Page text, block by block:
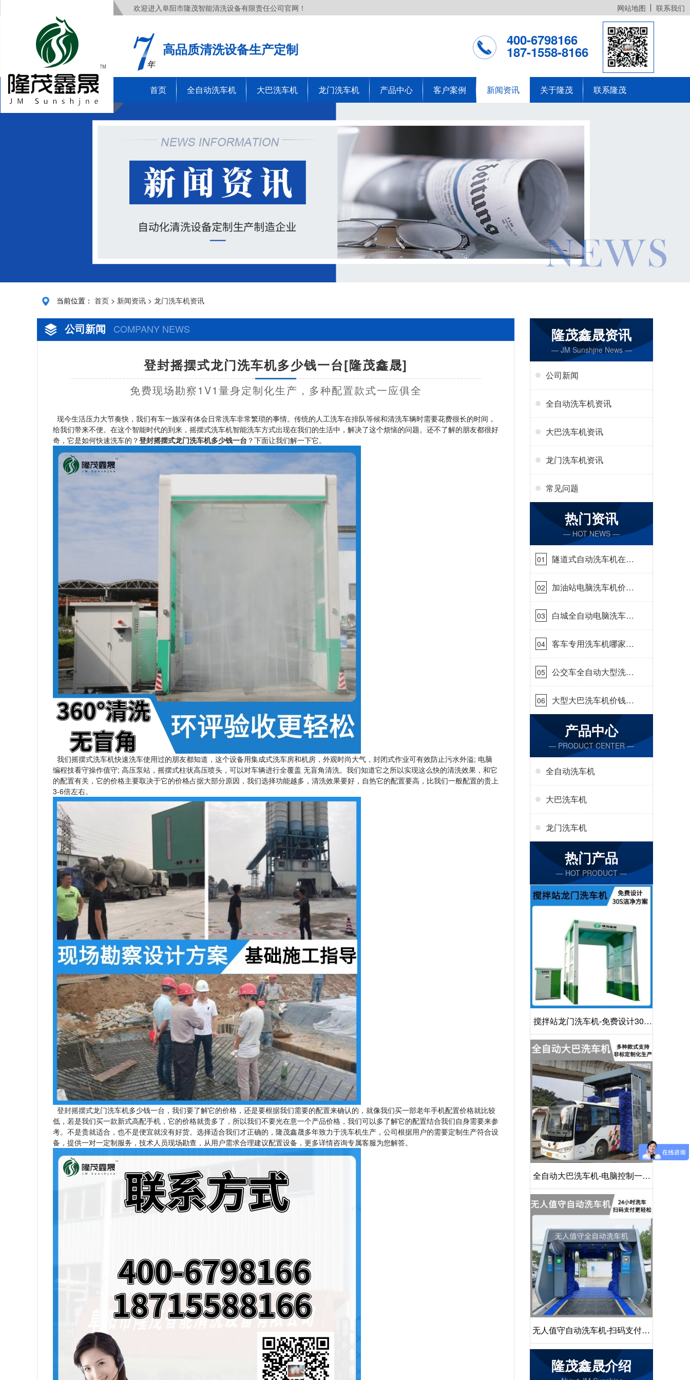
欢迎进入阜阳市隆茂智能清洗设备有限责任公司官网！ 网站地图 联系我们
年
高品质清洗设备生产定制
400-6798166
187-1558-8166
首页 全自动洗车机 大巴洗车机 龙门洗车机 产品中心 客户案例 新闻资讯 关于隆茂 联系隆茂
当前位置： 首页 > 新闻资讯 > 龙门洗车机资讯
公司新闻 COMPANY NEWS
登封摇摆式龙门洗车机多少钱一台[隆茂鑫晟]
免费现场勘察1V1量身定制化生产，多种配置款式一应俱全
现今生活压力大节奏快，我们有车一族深有体会日常洗车非常繁琐的事情。传统的人工洗车在排队等候和清洗车辆时需要花费很长的时间，
给我们带来不便。在这个智能时代的到来，摇摆式洗车机智能洗车方式出现在我们的生活中，解决了这个烦恼的问题。还不了解的朋友都很好
奇，它是如何快速洗车的？登封摇摆式龙门洗车机多少钱一台 ？下面让我们解一下它。
我们摇摆式洗车机快速洗车使用过的朋友都知道，这个设备用集成式洗车房和机房，外观时尚大气，封闭式作业可有效防止污水外溢; 电脑
编程技看守操作值守; 高压泵站，摇摆式柱状高压喷头，可以对车辆进行全覆盖 无盲角清洗。我们知道它之所以实现这么快的清洗效果，和它
的配置有关，它的价格主要取决于它的价格占据大部分原因，我们选择功能越多，清洗效果要好，自热它的配置要高，比我们一般配置的贵上
3-6倍左右。
登封摇摆式龙门洗车机多少钱一台，我们要了解它的价格，还是要根据我们需要的配置来确认的，就像我们买一部老年手机配置价格就比较
低，若是我们买一款新式高配手机，它的价格就贵多了，所以我们不要光在意一个产品价格，我们可以多了解它的配置结合我们自身需要来参
考。不是贵就适合，也不是便宜就没有好货。选择适合我们才正确的，隆茂鑫晟多年致力于洗车机生产，公司根据用户的需要定制生产符合设
备，提供一对一定制服务，技术人员现场勘查，从用户需求合理建议配置设备，更多详情咨询专属客服为您解答。
隆茂鑫晟资讯
— JM Sunshjne News —
公司新闻
全自动洗车机资讯
大巴洗车机资讯
龙门洗车机资讯
常见问题
热门资讯
— HOT NEWS —
01
隧道式自动洗车机在哪
里购买[隆茂鑫晟]
02
加油站电脑洗车机价格
怎么样[隆茂鑫晟]
03
白城全自动电脑洗车
机-ADV防冻冬季正常
使用[隆茂鑫晟]
04
客车专用洗车机哪家的
好[隆茂鑫晟]
05
公交车全自动大型洗车
机什么价钱[隆茂鑫晟]
06
大型大巴洗车机价钱怎
么样[隆茂鑫晟]
产品中心
— PRODUCT CENTER —
全自动洗车机
大巴洗车机
龙门洗车机
热门产品
— HOT PRODUCT —
搅拌站龙门洗车机-免费设计30S
洁净方案[隆茂鑫晟]
全自动大巴洗车机-电脑控制一键
启动清洗[隆茂鑫晟]
无人值守自动洗车机-扫码支付24
小时不停机洗车[隆茂鑫晟]
隆茂鑫晟介绍